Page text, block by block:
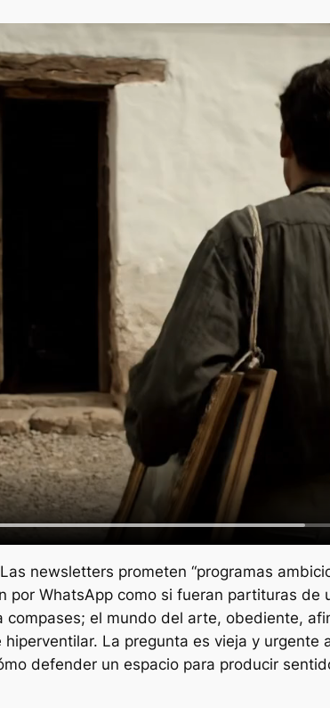
newsletters prometen “programas
por WhatsApp como si fueran partituras de
compases; el mundo del arte, obediente,
La pregunta es vieja y
defender un espacio para producir